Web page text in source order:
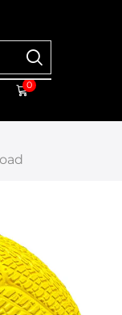
0